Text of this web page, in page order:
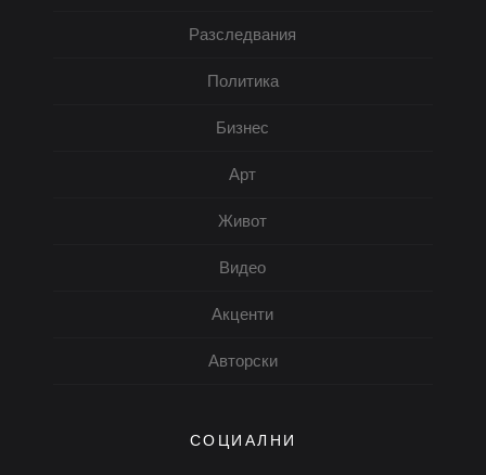
Разследвания
Политика
Бизнес
Арт
Живот
Видео
Акценти
Авторски
СОЦИАЛНИ